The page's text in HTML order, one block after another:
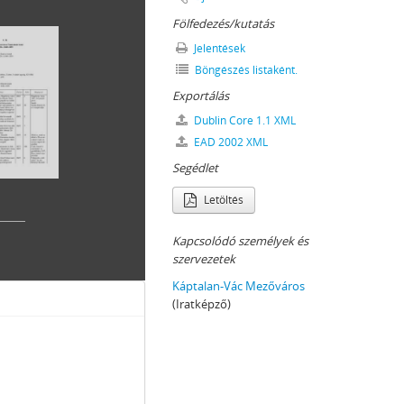
1951
Fölfedezés/kutatás
Jelentések
Böngészés listaként.
Exportálás
Dublin Core 1.1 XML
EAD 2002 XML
Segédlet
Letöltés
Kapcsolódó személyek és
szervezetek
Káptalan-Vác Mezőváros
(Iratképző)